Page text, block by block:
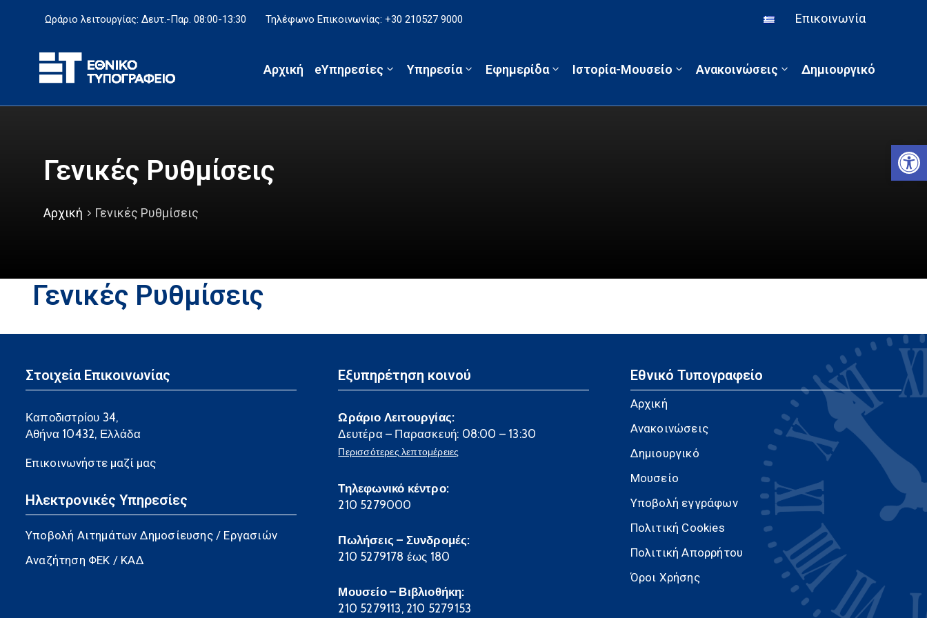
Ωράριο λειτουργίας: Δευτ.-Παρ. 08:00-13:30 Τηλέφωνο Επικοινωνίας: +30 210527 9000 Επικοινωνία
Αρχική eΥπηρεσίες Υπηρεσία Εφημερίδα Ιστορία-Μουσείο Ανακοινώσεις Δημιουργικό
Γενικές Ρυθμίσεις
Αρχική Γενικές Ρυθμίσεις
Γενικές Ρυθμίσεις
Στοιχεία Επικοινωνίας
Καποδιστρίου 34,
Αθήνα 10432, Ελλάδα
Επικοινωνήστε μαζί μας
Ηλεκτρονικές Υπηρεσίες
Υποβολή Αιτημάτων Δημοσίευσης / Εργασιών
Αναζήτηση ΦΕΚ / ΚΑΔ
Εξυπηρέτηση κοινού
Ωράριο Λειτουργίας:
Δευτέρα – Παρασκευή: 08:00 – 13:30
Περισσότερες λεπτομέρειες
Τηλεφωνικό κέντρο:
210 5279000
Πωλήσεις – Συνδρομές:
210 5279178 έως 180
Μουσείο – Βιβλιοθήκη:
210 5279113, 210 5279153
Εθνικό Τυπογραφείο
Αρχική
Ανακοινώσεις
Δημιουργικό
Μουσείο
Υποβολή εγγράφων
Πολιτική Cookies
Πολιτική Απορρήτου
Όροι Χρήσης